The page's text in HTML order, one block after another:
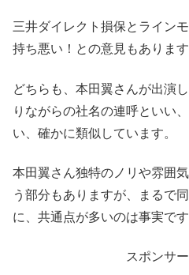
三井ダイレクト損保とライン
持ち悪い！との意見もあります
どちらも、本田翼さんが出演
りながらの社名の連呼といい
い、確かに類似しています。
本田翼さん独特のノリや雰囲
う部分もありますが、まるで
に、共通点が多いのは事実です
スポンサ